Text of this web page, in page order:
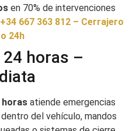
en 70% de intervenciones
+34 667 363 812 – Cerrajero
24h
horas –
horas atiende emergencias
del vehículo, mandos